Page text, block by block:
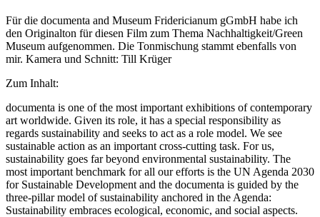
Für die documenta and Museum Fridericianum gGmbH habe ich
den Originalton für diesen Film zum Thema Nachhaltigkeit/Green
Museum aufgenommen. Die Tonmischung stammt ebenfalls von
mir. Kamera und Schnitt: Till Krüger
Zum Inhalt:
documenta is one of the most important exhibitions of contemporary
art worldwide. Given its role, it has a special responsibility as
regards sustainability and seeks to act as a role model. We see
sustainable action as an important cross-cutting task. For us,
sustainability goes far beyond environmental sustainability. The
most important benchmark for all our efforts is the UN Agenda 2030
for Sustainable Development and the documenta is guided by the
three-pillar model of sustainability anchored in the Agenda:
Sustainability embraces ecological, economic, and social aspects.